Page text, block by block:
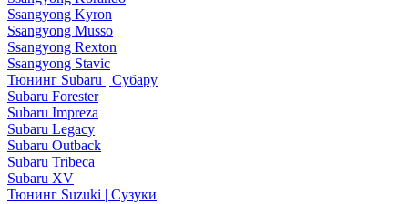
Ssangyong Kyron
Ssangyong Musso
Ssangyong Rexton
Ssangyong Stavic
Тюнинг Subaru | Субару
Subaru Forester
Subaru Impreza
Subaru Legacy
Subaru Outback
Subaru Tribeca
Subaru XV
Тюнинг Suzuki | Сузуки